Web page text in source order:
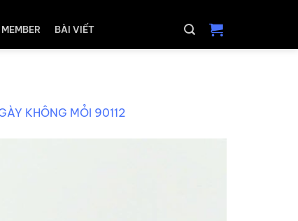
BÀI VIẾT
KHÔNG MỎI 90112